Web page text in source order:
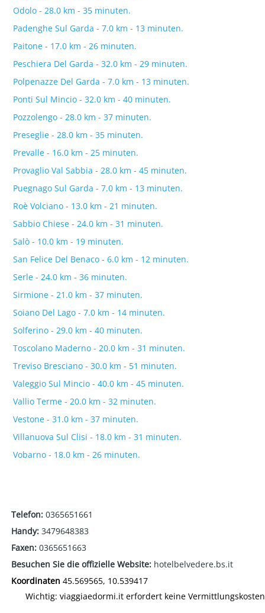
Odolo - 28.0 km - 35 minuten.
Padenghe Sul Garda - 7.0 km - 13 minuten.
Paitone - 17.0 km - 26 minuten.
Peschiera Del Garda - 32.0 km - 29 minuten.
Polpenazze Del Garda - 7.0 km - 13 minuten.
Ponti Sul Mincio - 32.0 km - 40 minuten.
Pozzolengo - 28.0 km - 37 minuten.
Preseglie - 28.0 km - 35 minuten.
Prevalle - 16.0 km - 25 minuten.
Provaglio Val Sabbia - 28.0 km - 45 minuten.
Puegnago Sul Garda - 7.0 km - 13 minuten.
Roè Volciano - 13.0 km - 21 minuten.
Sabbio Chiese - 24.0 km - 31 minuten.
Salò - 10.0 km - 19 minuten.
San Felice Del Benaco - 6.0 km - 12 minuten.
Serle - 24.0 km - 36 minuten.
Sirmione - 21.0 km - 37 minuten.
Soiano Del Lago - 7.0 km - 14 minuten.
Solferino - 29.0 km - 40 minuten.
Toscolano Maderno - 20.0 km - 31 minuten.
Treviso Bresciano - 30.0 km - 51 minuten.
Valeggio Sul Mincio - 40.0 km - 45 minuten.
Vallio Terme - 20.0 km - 32 minuten.
Vestone - 31.0 km - 37 minuten.
Villanuova Sul Clisi - 18.0 km - 31 minuten.
Vobarno - 18.0 km - 26 minuten.
Telefon: 0365651661
Handy: 3479648383
Faxen: 0365651663
Besuchen Sie die offizielle Website: hotelbelvedere.bs.it
Koordinaten 45.569565, 10.539417
Wichtig: viaggiaedormi.it erfordert keine Vermittlungskosten